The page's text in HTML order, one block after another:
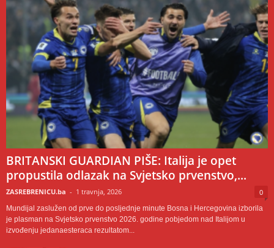
BRITANSKI GUARDIAN PIŠE: Italija je opet
propustila odlazak na Svjetsko prvenstvo,...
ZASREBRENICU.ba - 1 travnja, 2026 0
Mundijal zaslužen od prve do posljednje minute Bosna i Hercegovina izborila
je plasman na Svjetsko prvenstvo 2026. godine pobjedom nad Italijom u
izvođenju jedanaesteraca rezultatom...